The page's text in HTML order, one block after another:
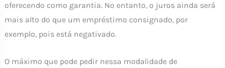
oferecendo como garantia. No entanto, o juros ainda será
mais alto do que um empréstimo consignado, por
exemplo, pois está negativado.
O máximo que pode pedir nessa modalidade de